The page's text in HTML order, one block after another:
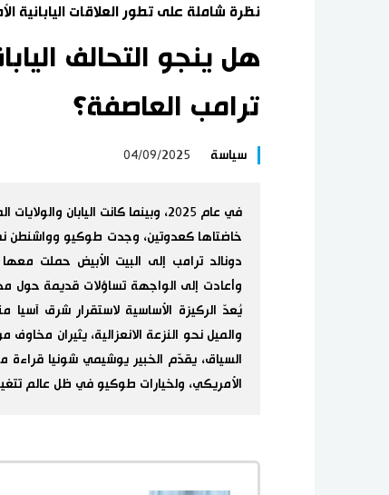
نظرة شاملة على تطور العلاقات اليابانية
هل ينجو التحالف
ترامب العاصفة؟
سياسة 04/09/2025
في عام 2025، وبينما كانت اليابان
خاضتاها كعدوتين، وجدت طوكيو وواشنطن
دونالد ترامب إلى البيت الأبيض حملت
وأعادت إلى الواجهة تساؤلات قديمة حول مدى
يُعدّ الركيزة الأساسية لاستقرار شرق آسيا
والميل نحو النزعة الانعزالية، يثيران
السياق، يقدّم الخبير يوشيمي شونيا قراءة
الأمريكي، ولخيارات طوكيو في ظل عالم